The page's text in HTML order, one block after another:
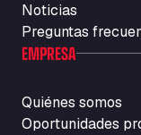
Noticias
Preguntas
EMPRESA
Quiénes somos
Oportunidades